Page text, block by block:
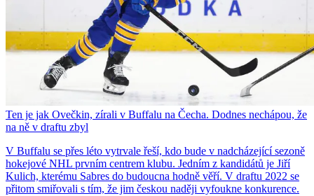
Ten je jak Ovečkin, zírali v Buffalu na Čecha. Dodnes nechápou, že
na ně v draftu zbyl
V Buffalu se přes léto vytrvale řeší, kdo bude v nadcházející sezoně
hokejové NHL prvním centrem klubu. Jedním z kandidátů je Jiří
Kulich, kterému Sabres do budoucna hodně věří. V draftu 2022 se
přitom smiřovali s tím, že jim českou naději vyfoukne konkurence.